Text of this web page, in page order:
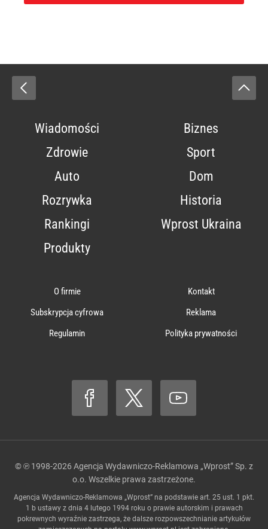
Wiadomości
Biznes
Zdrowie
Sport
Auto
Dom
Rozrywka
Historia
Rankingi
Wprost Ukraina
Produkty
O firmie
Kontakt
Subskrypcja cyfrowa
Reklama
Regulamin
Polityka prywatności
© ℗ 1998-2026 Agencja Wydawniczo-Reklamowa „Wprost” Sp. z
o.o. Wszelkie prawa zastrzeżone.
Agencja Wydawniczo-Reklamowa „Wprost” na podstawie art. 25 ust. 1 pkt.
1 b ustawy z dnia 4 lutego 1994 roku o prawie autorskim i prawach
pokrewnych wyraźnie zastrzega, że dalsze rozpowszechnianie artykułów